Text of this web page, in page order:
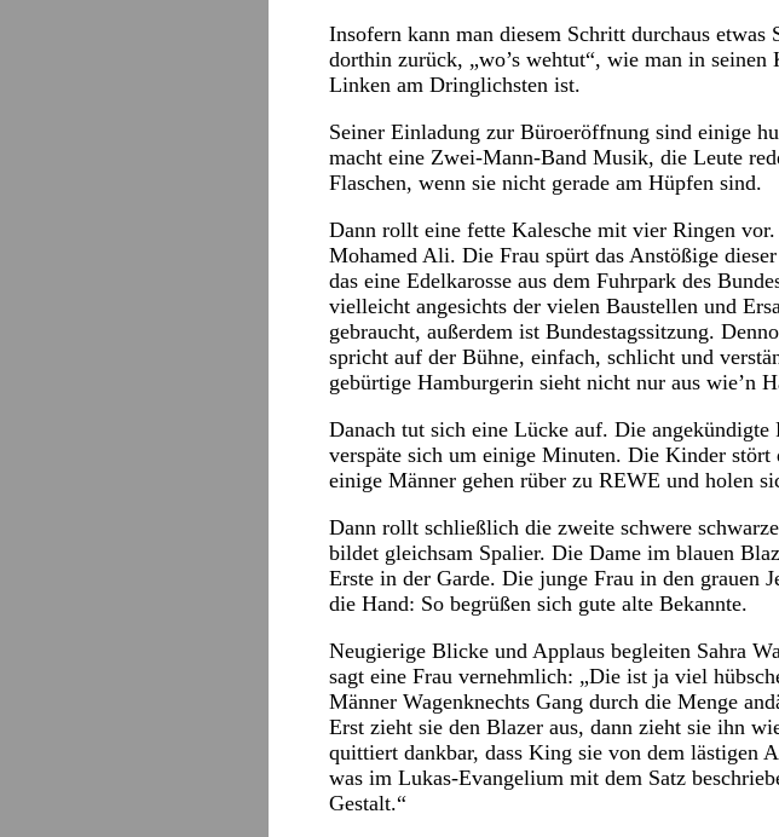
Insofern kann man diesem Schritt durchaus
dorthin zurück, „wo’s wehtut“, wie man in
Linken am Dringlichsten ist.
Seiner Einladung zur Büroeröffnung sind einige
macht eine Zwei-Mann-Band Musik, die Leute
Flaschen, wenn sie nicht gerade am Hüpfen sind.
Dann rollt eine fette Kalesche mit vier Ringen
Mohamed Ali. Die Frau spürt das Anstößige
das eine Edelkarosse aus dem Fuhrpark des
vielleicht angesichts der vielen Baustellen und
gebraucht, außerdem ist Bundestagssitzung.
spricht auf der Bühne, einfach, schlicht und
gebürtige Hamburgerin sieht nicht nur aus wie’n
Danach tut sich eine Lücke auf. Die
verspäte sich um einige Minuten. Die Kinder
einige Männer gehen rüber zu REWE und holen
Dann rollt schließlich die zweite schwere
bildet gleichsam Spalier. Die Dame im blauen
Erste in der Garde. Die junge Frau in den grauen
die Hand: So begrüßen sich gute alte Bekannte.
Neugierige Blicke und Applaus begleiten Sahra
sagt eine Frau vernehmlich: „Die ist ja viel
Männer Wagenknechts Gang durch die Menge
Erst zieht sie den Blazer aus, dann zieht sie ihn
quittiert dankbar, dass King sie von dem lästigen
was im Lukas-Evangelium mit dem Satz
Gestalt.“